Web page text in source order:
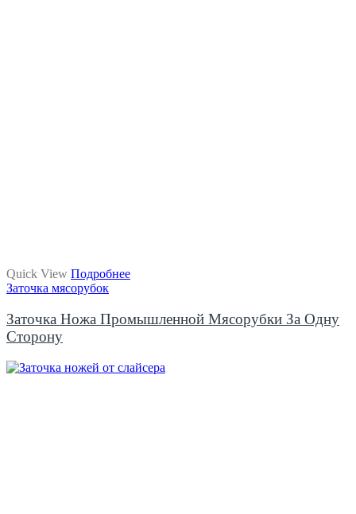
Quick View Подробнее
Заточка мясорубок
Заточка Ножа Промышленной Мясорубки За Одну
Сторону